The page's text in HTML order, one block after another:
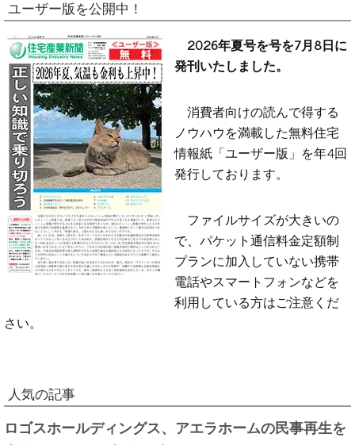
ユーザー版を公開中！
2026年夏号を号を7月8日に
発刊いたしました。
消費者向けの読んで得する
ノウハウを満載した無料住宅
情報紙「ユーザー版」を年4回
発行しております。
ファイルサイズが大きいの
で、パケット通信料金定額制
プランに加入していない携帯
電話やスマートフォンなどを
利用している方はご注意くだ
さい。
人気の記事
ロゴスホールディングス、アエラホームの民事再生を